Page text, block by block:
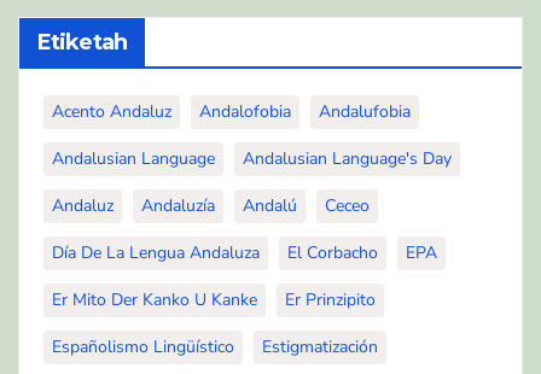
Etiketah
Acento Andaluz Andalofobia Andalufobia
Andalusian Language Andalusian Language's Day
Andaluz Andaluzía Andalú Ceceo
Día De La Lengua Andaluza El Corbacho EPA
Er Mito Der Kanko U Kanke Er Prinzipito
Españolismo Lingüístico Estigmatización